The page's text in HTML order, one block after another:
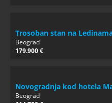
Trosoban stan na
Beograd
179.900 €
Novogradnja kod hotela
Beograd